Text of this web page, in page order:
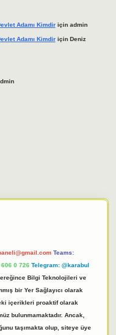
Adamı Kimdiriçin admin
Adamı Kimdiriçin Deniz
Teams:
0 726 Telegram: @karabul
Bilgi Teknolojileri ve
bir Yer Sağlayıcı olarak
içerikleri proaktif olarak
bulunmamaktadır. Ancak,
taşımakta olup, siteye üye